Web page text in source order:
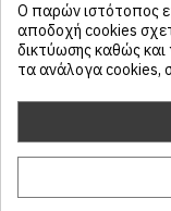
ΜΕΝΟΥ
Follow us
|
Ο παρών ιστότοπος
αποδοχή cookies
δικτύωσης καθώς και
τα ανάλογα cookies,